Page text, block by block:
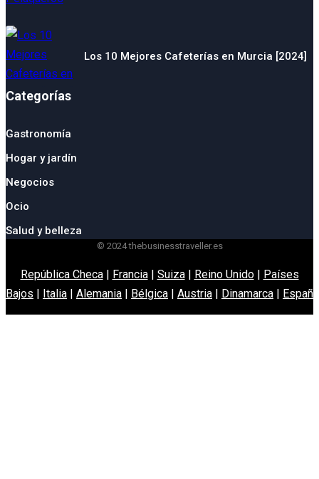
Los 10 Mejores Cafeterías en Murcia [2024]
Categorías
Gastronomía
Hogar y jardín
Negocios
Ocio
Salud y belleza
© 2024 thebusinesstraveller.es
República Checa| Francia| Suiza| Reino Unido| Países
Bajos | Italia | Alemania | Bélgica | Austria | Dinamarca | España